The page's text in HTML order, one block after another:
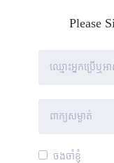
Please
ចងចាំខ្ញុំ